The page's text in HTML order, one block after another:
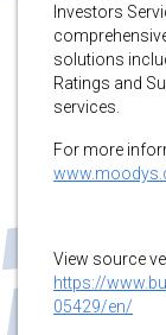
Investors
solutions
Ratings and
services.
For more
View source
https://
05429/en/